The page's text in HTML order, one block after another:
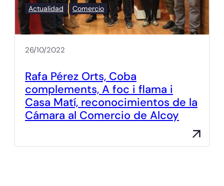
Actualidad Comercio
26/10/2022
Rafa Pérez Orts, Coba
complements, A foc i flama i
Casa Matí, reconocimientos de la
Cámara al Comercio de Alcoy